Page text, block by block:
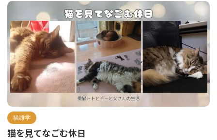
猫雑学
猫を見てなごむ休日